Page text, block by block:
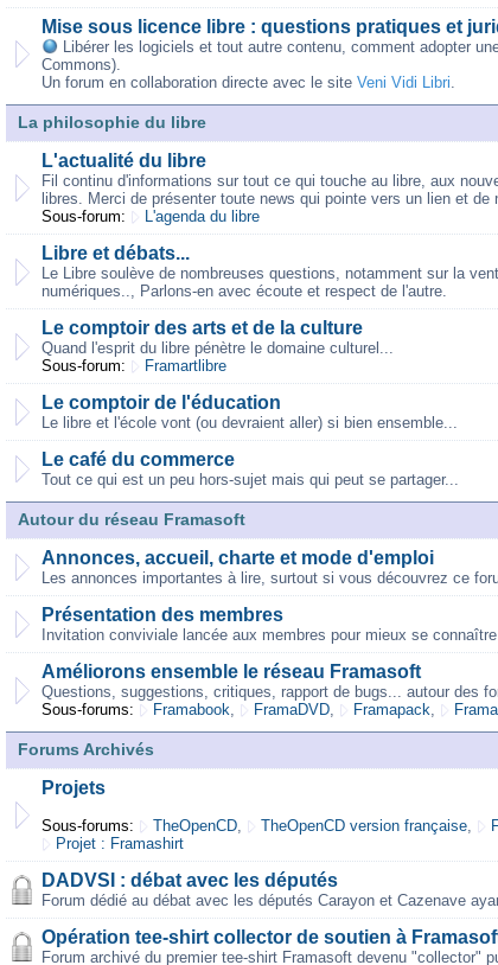
Mise sous licence libre : questions pratiques et
Libérer les logiciels et tout autre contenu, comment adopter
Commons).
Un forum en collaboration directe avec le site Veni Vidi Libri.
La philosophie du libre
L'actualité du libre
Fil continu d'informations sur tout ce qui touche au libre, aux
libres. Merci de présenter toute news qui pointe vers un lien et
Sous-forum:
L'agenda du libre
Libre et débats...
Le Libre soulève de nombreuses questions, notamment sur la
numériques.., Parlons-en avec écoute et respect de l'autre.
Le comptoir des arts et de la culture
Quand l'esprit du libre pénètre le domaine culturel...
Sous-forum:
Framartlibre
Le comptoir de l'éducation
Le libre et l'école vont (ou devraient aller) si bien ensemble...
Le café du commerce
Tout ce qui est un peu hors-sujet mais qui peut se partager...
Autour du réseau Framasoft
Annonces, accueil, charte et mode d'emploi
Les annonces importantes à lire, surtout si vous découvrez ce
Présentation des membres
Invitation conviviale lancée aux membres pour mieux se connaître
Améliorons ensemble le réseau Framasoft
Questions, suggestions, critiques, rapport de bugs... autour des
Sous-forums:
Framabook, FramaDVD, Framapack,
Forums Archivés
Projets
Sous-forums: TheOpenCD, TheOpenCD version française,
Projet : Framashirt
DADVSI : débat avec les députés
Forum dédié au débat avec les députés Carayon et Cazenave
Opération tee-shirt collector de soutien à
Forum archivé du premier tee-shirt Framasoft devenu "collector"